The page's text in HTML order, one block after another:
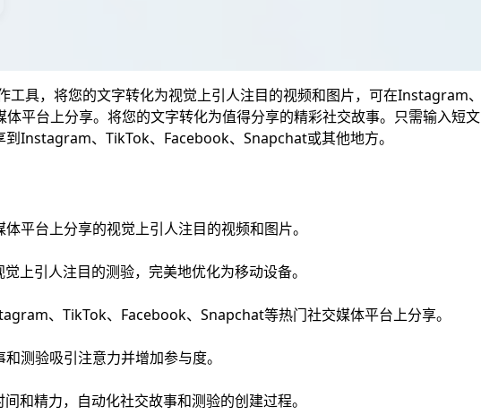
具，将您的文字转化为视觉上引人注目的视频和图片，可在Instagram、
平台上分享。将您的文字转化为值得分享的精彩社交故事。只需输入短文
Instagram、TikTok、Facebook、Snapchat或其他地方。
平台上分享的视觉上引人注目的视频和图片。
上引人注目的测验，完美地优化为移动设备。
、TikTok、Facebook、Snapchat等热门社交媒体平台上分享。
测验吸引注意力并增加参与度。
和精力，自动化社交故事和测验的创建过程。